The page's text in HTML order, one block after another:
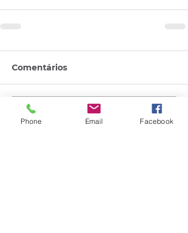
Comentários
Escreva um comentário
Phone Email Facebook